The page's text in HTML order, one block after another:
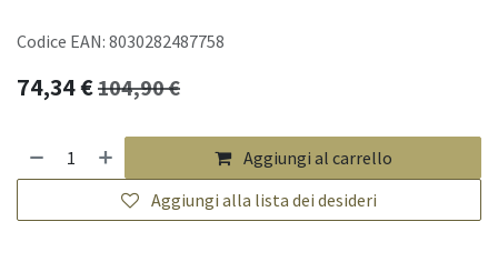
Codice EAN: 8030282487758
74,34€104,90€
Aggiungi al carrello
Aggiungi alla lista dei desideri